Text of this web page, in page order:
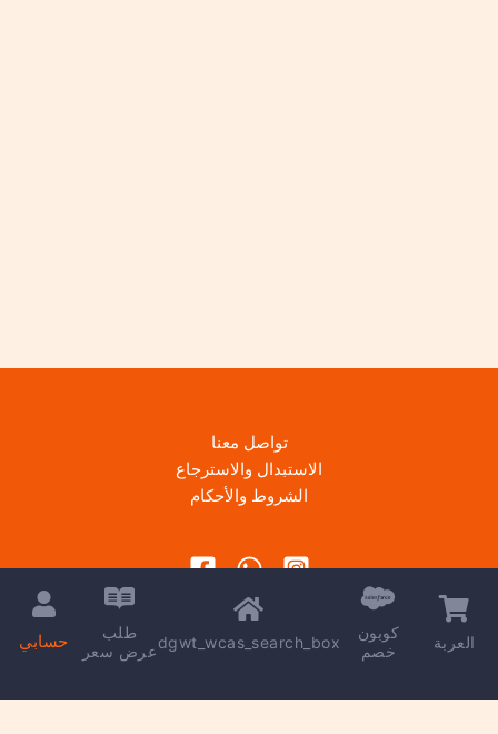
تواصل معنا
الاستبدال والاسترجاع
الشروط والأحكام
حسابي
طلب
عرض سعرdgwt_wcas_search_box
كوبون
خصم
العربة